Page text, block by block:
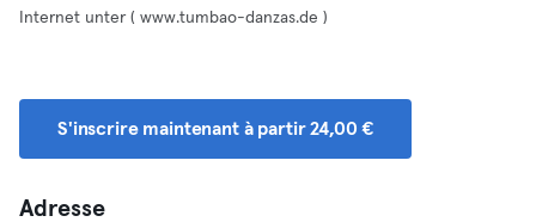
Internet unter ( www.tumbao-danzas.de )
S'inscrire maintenant à partir 24,00 €
Adresse